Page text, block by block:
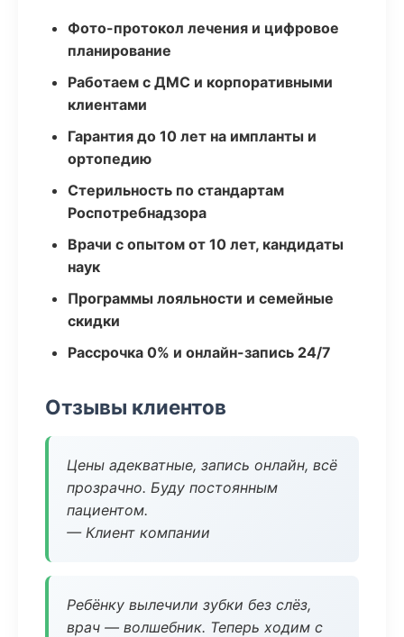
Фото-протокол лечения и цифровое
планирование
Работаем с ДМС и корпоративными
клиентами
Гарантия до 10 лет на импланты и
ортопедию
Стерильность по стандартам
Роспотребнадзора
Врачи с опытом от 10 лет, кандидаты
наук
Программы лояльности и семейные
скидки
Рассрочка 0% и онлайн-запись 24/7
Отзывы клиентов
Цены адекватные, запись онлайн, всё
прозрачно. Буду постоянным
пациентом.
— Клиент компании
Ребёнку вылечили зубки без слёз,
врач — волшебник. Теперь ходим с